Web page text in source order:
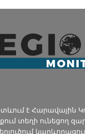
է Հարավային
տեղի ունեցող